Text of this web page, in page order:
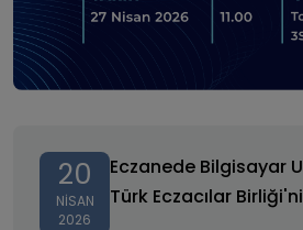
20
NISAN
2026
Eczanede Bilgisayar
Türk Eczacılar
Birliği'nin Geliştirdiği Bilgisayar